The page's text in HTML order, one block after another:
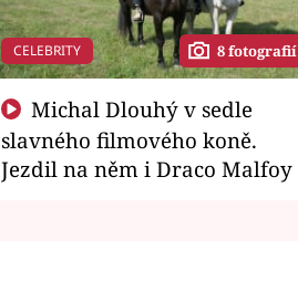
CELEBRITY 8 fotografií
slavného filmového koně.
Jezdil na něm i Draco Malfoy